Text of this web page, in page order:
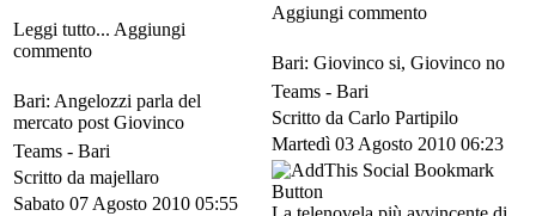
Leggi tutto... Aggiungi
commento
Bari: Angelozzi parla del
mercato post Giovinco
Teams - Bari
Scritto da majellaro
Sabato 07 Agosto 2010 05:55
Aggiungi commento
Bari: Giovinco si, Giovinco no
Teams - Bari
Scritto da Carlo Partipilo
Martedì 03 Agosto 2010 06:23